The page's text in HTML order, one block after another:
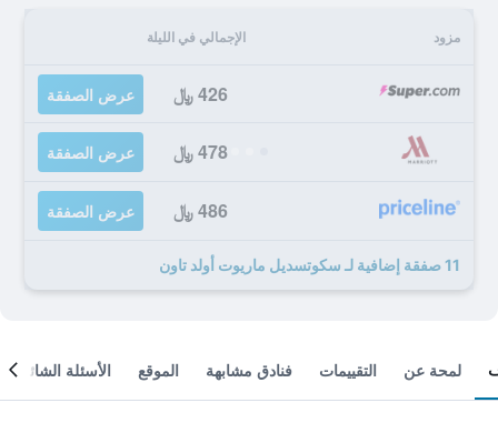
مزود الإجمالي في الليلة
426 ﷼ عرض الصفقة
478 ﷼ عرض الصفقة
486 ﷼ عرض الصفقة
11 صفقة إضافية لـ سكوتسديل ماريوت أولد تاون
لمحة عن التقييمات فنادق مشابهة الموقع الأسئلة الشائعة